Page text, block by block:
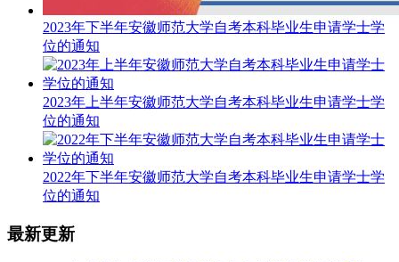
2023年下半年安徽师范大学自考本科毕业生申请学士学
位的通知
2023年上半年安徽师范大学自考本科毕业生申请学士学
位的通知
2022年下半年安徽师范大学自考本科毕业生申请学士学
位的通知
最新更新